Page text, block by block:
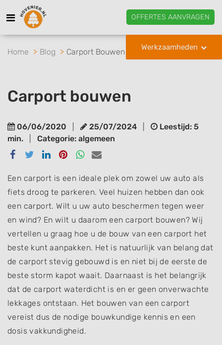
OFFERTES AANVRAGEN
Werkzaamheden
Home Blog Carport Bouwen
Carport bouwen
06/06/2020 25/07/2024
Leestijd: 5
min.
Categorie: algemeen
Delen
Facebook
Delen
Twitter
Delen
Linkedin
Delen
Pinterest
Delen
Whatsapp
Delen
email
Een carport is een ideale plek om zowel uw auto als
fiets droog te parkeren. Veel huizen hebben dan ook
een carport. Wilt u uw auto beschermen tegen weer
en wind? En wilt u daarom een carport bouwen? Wij
vertellen u graag hoe u de bouw van een carport het
beste kunt aanpakken. Het is natuurlijk van belang dat
de carport stevig gebouwd is en niet bij de eerste de
beste storm kapot waait. Daarnaast is het belangrijk
dat de carport waterdicht is en er geen onverwachte
lekkages ontstaan. Het bouwen van een carport
vereist dus de nodige bouwkundige kennis en een
dosis vakkundigheid.